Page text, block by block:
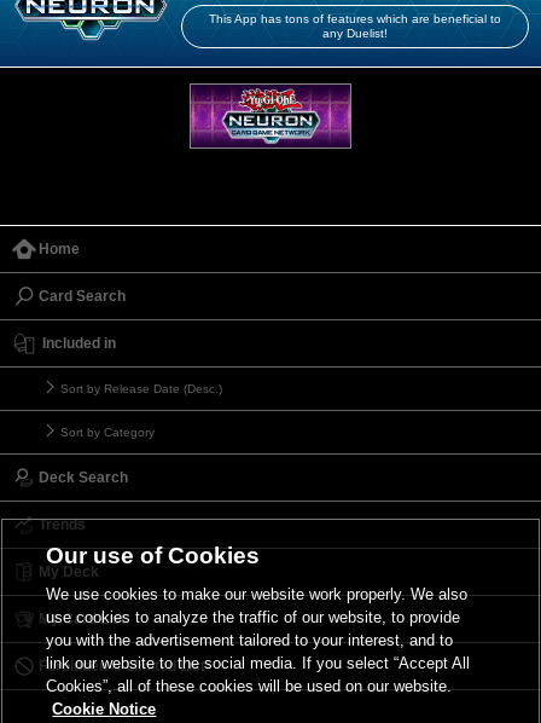
This App has tons of features which are beneficial to
any Duelist!
Home
Card Search
Included in
Sort by Release Date (Desc.)
Sort by Category
Deck Search
Trends
My Deck
My Card List
Forbidden & Limited List
Our use of Cookies
We use cookies to make our website work properly. We also
use cookies to analyze the traffic of our website, to provide
you with the advertisement tailored to your interest, and to
link our website to the social media. If you select “Accept All
Cookies”, all of these cookies will be used on our website.
Cookie Notice